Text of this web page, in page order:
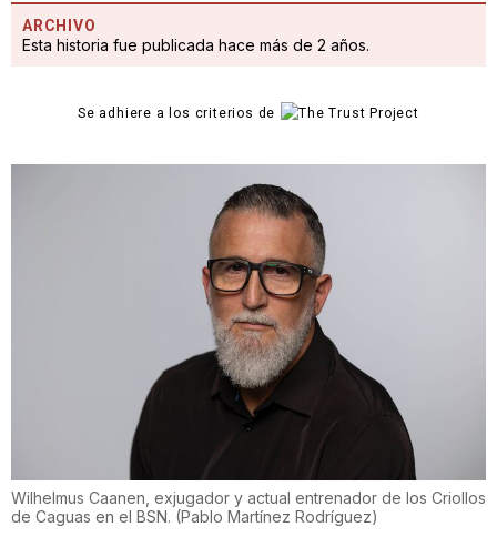
ARCHIVO
Esta historia fue publicada hace más de 2 años.
Se adhiere a los criterios de
Wilhelmus Caanen, exjugador y actual entrenador de los Criollos
de Caguas en el BSN. (Pablo Martínez Rodríguez)